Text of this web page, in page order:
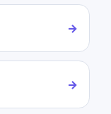
→
→